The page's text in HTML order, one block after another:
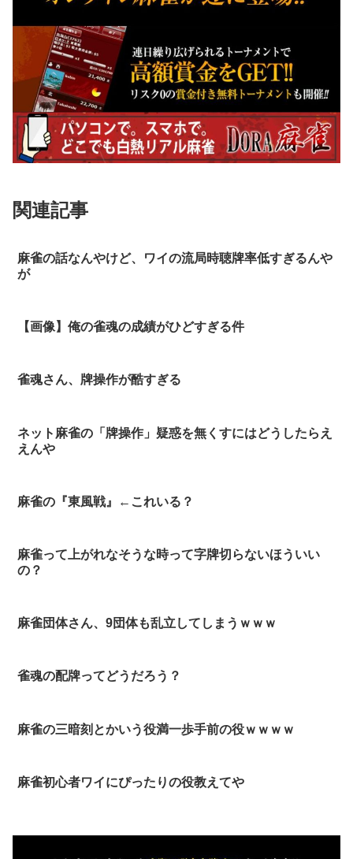
関連記事
麻雀の話なんやけど、ワイの流局時聴牌率低すぎるんや
が
【画像】俺の雀魂の成績がひどすぎる件
雀魂さん、牌操作が酷すぎる
ネット麻雀の「牌操作」疑惑を無くすにはどうしたらえ
えんや
麻雀の『東風戦』←これいる？
麻雀って上がれなそうな時って字牌切らないほういい
の？
麻雀団体さん、9団体も乱立してしまうｗｗｗ
雀魂の配牌ってどうだろう？
麻雀の三暗刻とかいう役満一歩手前の役ｗｗｗｗ
麻雀初心者ワイにぴったりの役教えてや